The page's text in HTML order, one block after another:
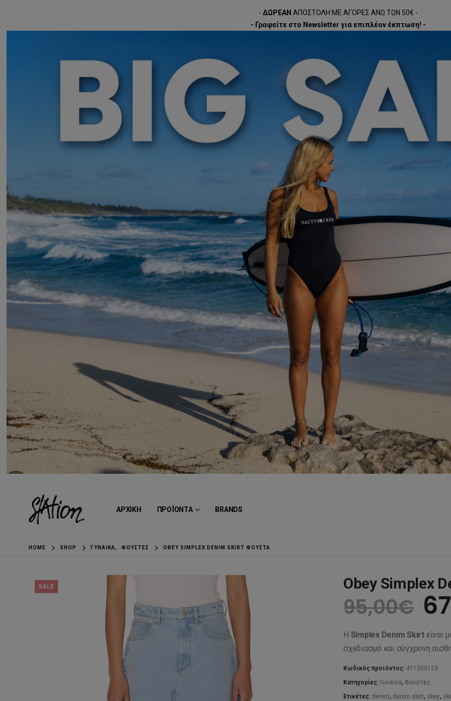
- ΔΩΡΕΑΝ ΑΠΟΣΤΟΛΗ ΜΕ ΑΓΟΡΕΣ ΑΝΩ ΤΩΝ 50€ -
- Γραφείτε στο Newsletter για επιπλέον έκπτωση! -
ΑΡΧΙΚΗ ΠΡΟΪΟΝΤΑ BRANDS
HOME SHOP ΓΥΝΑΊΚΑ ΦΟΎΣΤΕΣ OBEY SIMPLEX DENIM SKIRT ΦΟΎΣΤΑ
SALE Obey Simplex
95,00€
Η Simplex Denim Skirtείναι
σχεδιασμό και σύγχρονη
Κωδικός προϊόντος: 411550123
Κατηγορίες: Γυναίκα, Φούστες
Ετικέτες: denim, denim skirt, obey,